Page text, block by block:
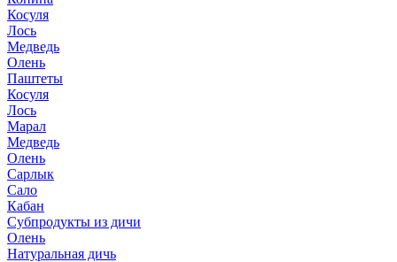
Косуля
Лось
Медведь
Олень
Паштеты
Косуля
Лось
Марал
Медведь
Олень
Сарлык
Сало
Кабан
Субпродукты из дичи
Олень
Натуральная дичь